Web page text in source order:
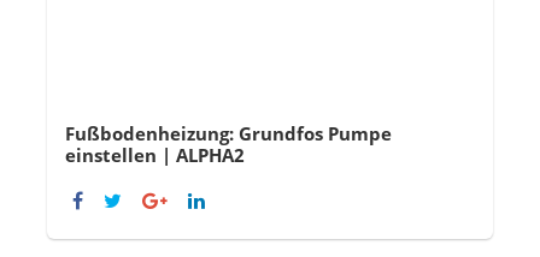
Fußbodenheizung: Grundfos Pumpe
einstellen | ALPHA2